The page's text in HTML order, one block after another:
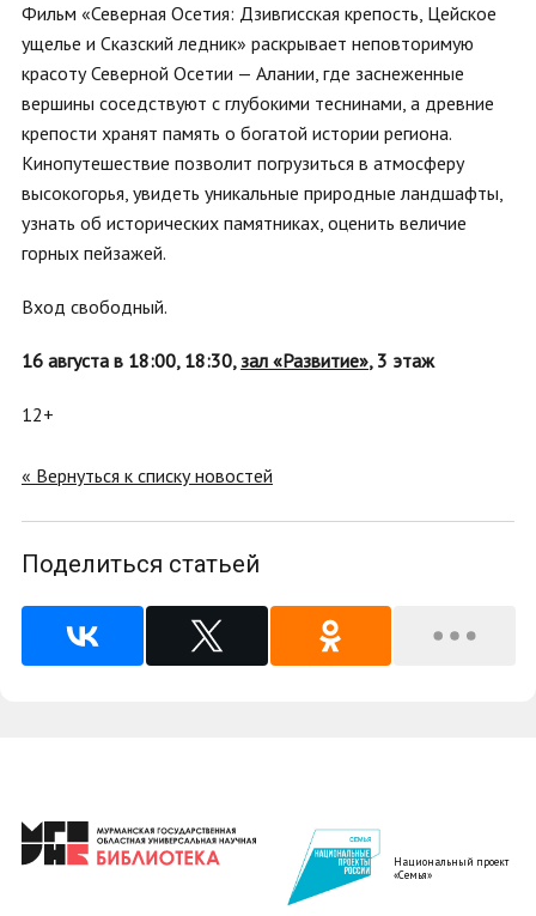
Фильм «Северная Осетия: Дзивгисская крепость, Цейское
ущелье и Сказский ледник» раскрывает неповторимую
красоту Северной Осетии — Алании, где заснеженные
вершины соседствуют с глубокими теснинами, а древние
крепости хранят память о богатой истории региона.
Кинопутешествие позволит погрузиться в атмосферу
высокогорья, увидеть уникальные природные ландшафты,
узнать об исторических памятниках, оценить величие
горных пейзажей.
Вход свободный.
16 августа в 18:00, 18:30, зал «Развитие», 3 этаж
12+
« Вернуться к списку новостей
Поделиться статьей
Национальный проект
«Семья»